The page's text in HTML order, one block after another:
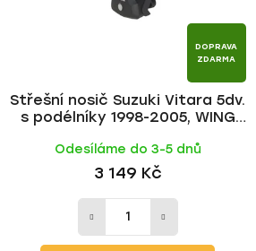
o
d
u
k
t
DOPRAVA
ZDARMA
Střešní nosič Suzuki Vitara 5dv.
s podélníky 1998-2005, WING
Odesíláme do 3-5 dnů
3 149 Kč